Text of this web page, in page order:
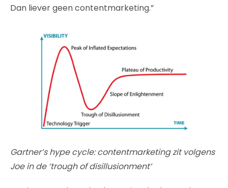
Dan liever geen contentmarketing.”
Gartner’s hype cycle: contentmarketing zit volgens
Joe in de ‘trough of disillusionment’